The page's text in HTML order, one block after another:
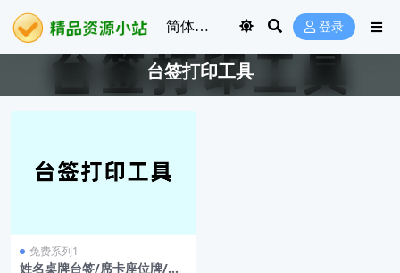
登录
台签打印工具
免费系列1
姓名桌牌台签/席卡座位牌/批